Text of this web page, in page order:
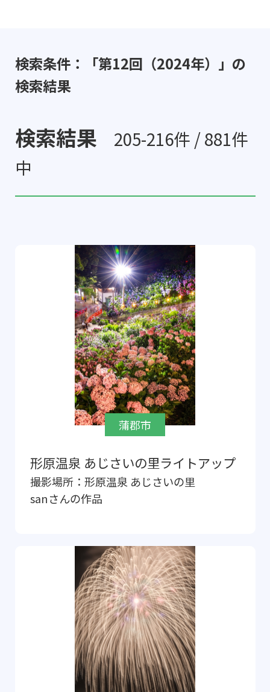
検索条件：「第12回（2024年）」の
検索結果
検索結果 205-216件 / 881件
中
蒲郡市
形原温泉 あじさいの里ライトアップ
撮影場所： 形原温泉 あじさいの里
sanさんの作品